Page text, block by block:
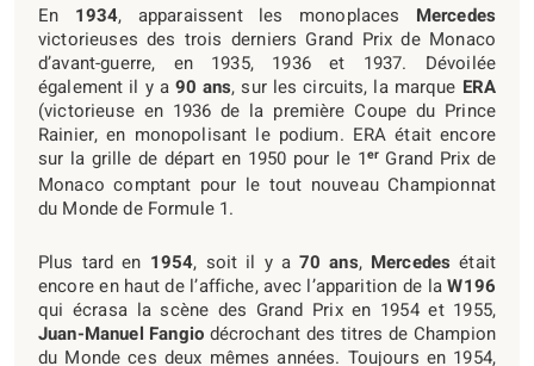
En 1934, apparaissent les monoplaces Mercedes
victorieuses des trois derniers Grand Prix de Monaco
d’avant-guerre, en 1935, 1936 et 1937. Dévoilée
également il y a90 ans, sur les circuits, la marque ERA
(victorieuse en 1936 de la première Coupe du Prince
Rainier, en monopolisant le podium. ERA était encore
sur la grille de départ en 1950 pour le 1er Grand Prix de
Monaco comptant pour le tout nouveau Championnat
du Monde de Formule 1.
Plus tard en 1954, soit il y a 70 ans, Mercedes était
encore en haut de l’affiche, avec l’apparition de laW196
qui écrasa la scène des Grand Prix en 1954 et 1955,
Juan-Manuel Fangio décrochant des titres de Champion
du Monde ces deux mêmes années. Toujours en 1954,